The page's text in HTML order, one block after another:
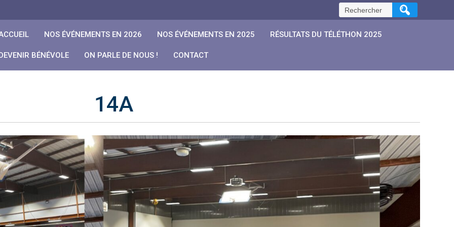
Rechercher :
NOS ÉVÉNEMENTS EN 2026 NOS ÉVÉNEMENTS EN 2025 RÉSULTATS DU TÉLÉTHON 2025
BÉNÉVOLE ON PARLE DE NOUS ! CONTACT
14A